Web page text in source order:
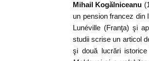
Mihail Kogălniceanu
un pension francez din
Lunéville (Franţa) şi
studii scrise un articol
şi două lucrări